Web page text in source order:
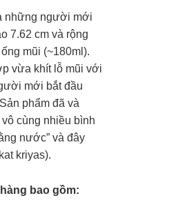
những người mới
7.62 cm và rộng
mũi (~180ml).
vừa khít lỗ mũi với
mới bắt đầu
phẩm đã và
cùng nhiều bình
nước” và đây
kriyas).
bao gồm: